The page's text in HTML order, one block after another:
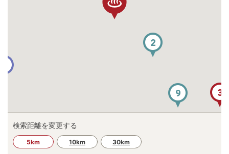
3
2
6
9
検索距離を変更する
5km 10km 30km